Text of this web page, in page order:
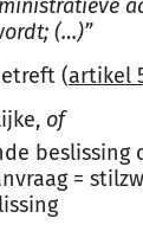
(…)”
(artikel
of
beslissing
=